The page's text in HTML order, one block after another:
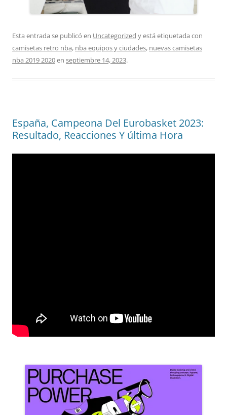
Esta entrada se publicó en Uncategorized y está etiquetada con
camisetas retro nba, nba equipos y ciudades, nuevas camisetas
nba 2019 2020en septiembre 14, 2023.
España, Campeona Del Eurobasket 2023:
Resultado, Reacciones Y última Hora